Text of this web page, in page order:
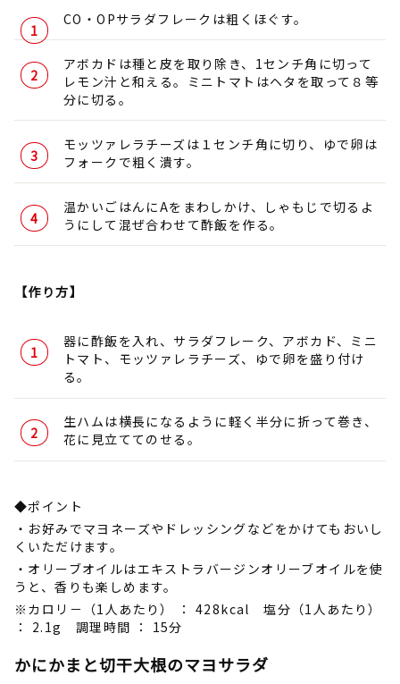
CO・OPサラダフレークは粗くほぐす。
アボカドは種と皮を取り除き、1センチ角に切って
レモン汁と和える。ミニトマトはヘタを取って８等
分に切る。
モッツァレラチーズは１センチ角に切り、ゆで卵は
フォークで粗く潰す。
温かいごはんにAをまわしかけ、しゃもじで切るよ
うにして混ぜ合わせて酢飯を作る。
【作り方】
器に酢飯を入れ、サラダフレーク、アボカド、ミニ
トマト、モッツァレラチーズ、ゆで卵を盛り付け
る。
生ハムは横長になるように軽く半分に折って巻き、
花に見立ててのせる。
◆ポイント
・お好みでマヨネーズやドレッシングなどをかけてもおいし
くいただけます。
・オリーブオイルはエキストラバージンオリーブオイルを使
うと、香りも楽しめます。
※カロリ－（1人あたり） ： 428kcal 塩分（1人あたり）
： 2.1g 調理時間 ： 15分
かにかまと切干大根のマヨサラダ